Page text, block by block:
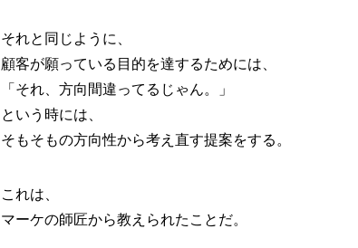
それと同じように、
顧客が願っている目的を達するためには、
「それ、方向間違ってるじゃん。」
という時には、
そもそもの方向性から考え直す提案をする。
これは、
マーケの師匠から教えられたことだ。